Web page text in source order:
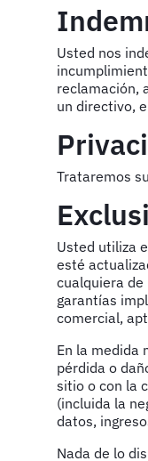
Usted nos
reclamación,
un directivo,
Trataremos
Usted utiliza
esté
cualquiera
garantías
comercial,
En la medida
pérdida o
sitio o con la
(incluida la
datos,
Nada de lo